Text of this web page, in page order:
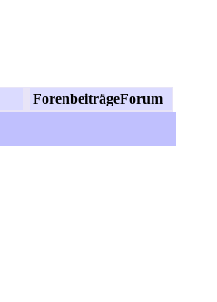
ForenbeiträgeForum